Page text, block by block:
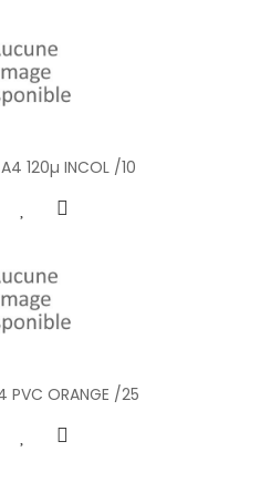
120µ INCOL /10
PVC ORANGE /25